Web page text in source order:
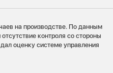
на производстве. По данным
контроля со стороны
оценку системе управления